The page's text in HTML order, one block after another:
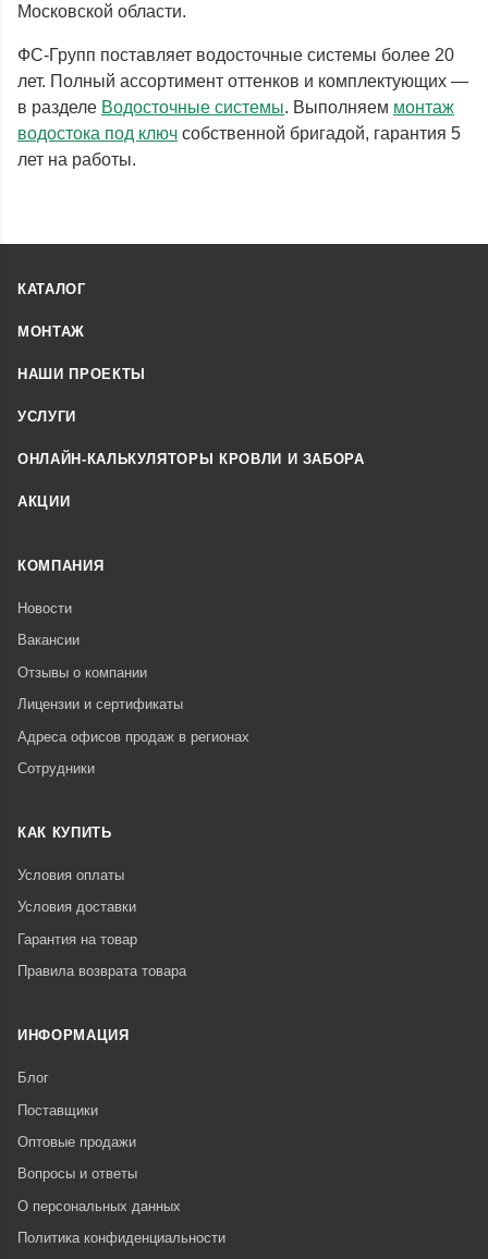
Московской области.
ФС-Групп поставляет водосточные системы более 20
лет. Полный ассортимент оттенков и комплектующих —
в разделе Водосточные системы. Выполняем монтаж
водостока под ключ собственной бригадой, гарантия 5
лет на работы.
КАТАЛОГ
МОНТАЖ
НАШИ ПРОЕКТЫ
УСЛУГИ
ОНЛАЙН-КАЛЬКУЛЯТОРЫ КРОВЛИ И ЗАБОРА
АКЦИИ
КОМПАНИЯ
Новости
Вакансии
Отзывы о компании
Лицензии и сертификаты
Адреса офисов продаж в регионах
Сотрудники
КАК КУПИТЬ
Условия оплаты
Условия доставки
Гарантия на товар
Правила возврата товара
ИНФОРМАЦИЯ
Блог
Поставщики
Оптовые продажи
Вопросы и ответы
О персональных данных
Политика конфиденциальности